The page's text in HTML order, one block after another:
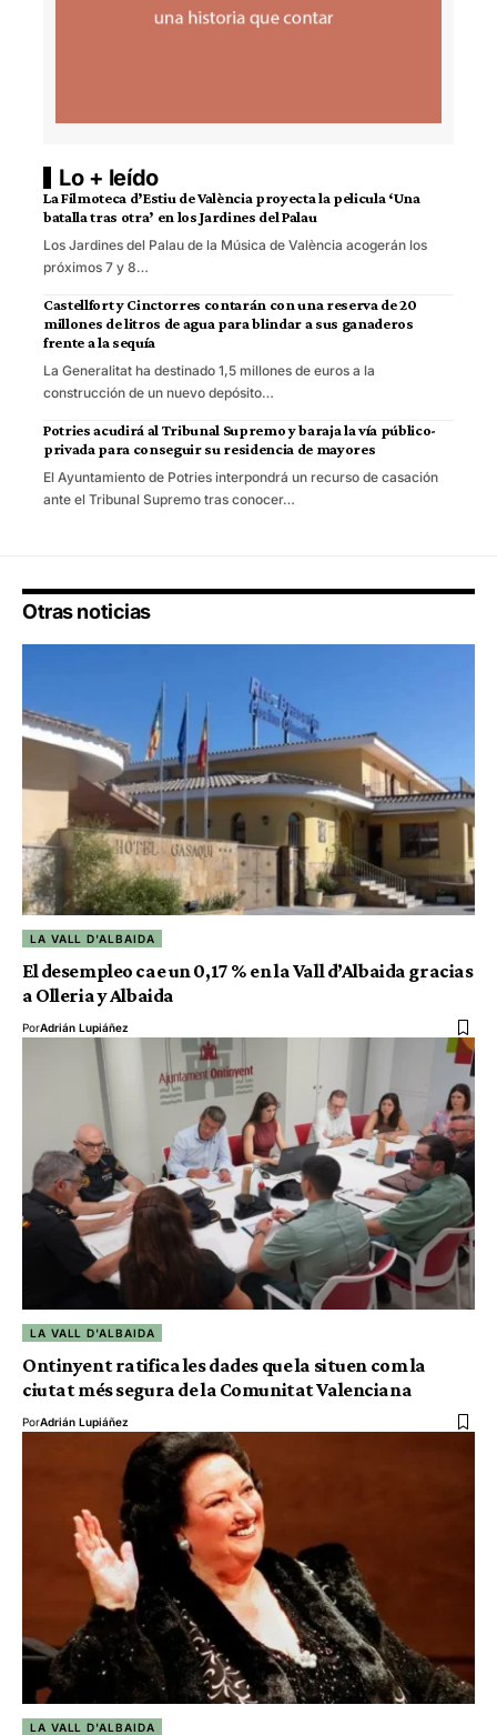
Lo + leído
La Filmoteca d’Estiu de València proyecta la pelicula ‘Una
batalla tras otra’ en los Jardines del Palau
Los Jardines del Palau de la Música de València acogerán los
próximos 7 y 8…
Castellfort y Cinctorres contarán con una reserva de 20
millones de litros de agua para blindar a sus ganaderos
frente a la sequía
La Generalitat ha destinado 1,5 millones de euros a la
construcción de un nuevo depósito…
Potries acudirá al Tribunal Supremo y baraja la vía público-
privada para conseguir su residencia de mayores
El Ayuntamiento de Potries interpondrá un recurso de casación
ante el Tribunal Supremo tras conocer…
Otras noticias
LA VALL D'ALBAIDA
El desempleo cae un 0,17 % en la Vall d’Albaida gracias
a Olleria y Albaida
PorAdrián Lupiáñez
LA VALL D'ALBAIDA
Ontinyent ratifica les dades que la situen com la
ciutat més segura de la Comunitat Valenciana
PorAdrián Lupiáñez
LA VALL D'ALBAIDA